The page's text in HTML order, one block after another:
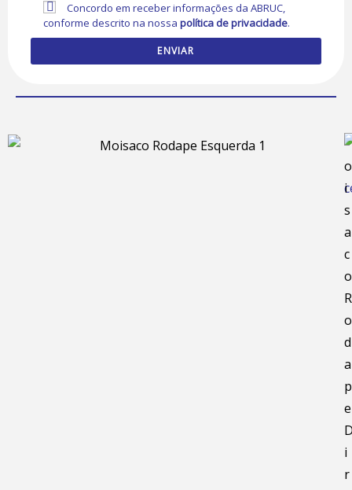
Concordo em receber informações da ABRUC,
conforme descrito na nossapolítica de privacidade.